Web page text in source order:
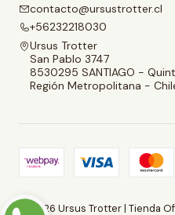
contacto@ursustrotter.cl
+56232218030
Ursus Trotter
San Pablo 3747
8530295 SANTIAGO -
Región Metropolitana -
2026 Ursus Trotter | Tienda